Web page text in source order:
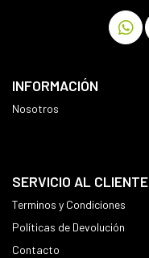
INFORMACIÓN
Nosotros
SERVICIO AL CLIENTE
Terminos y Condiciones
Políticas de Devolución
Contacto